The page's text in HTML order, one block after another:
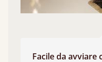
Facile da avviare